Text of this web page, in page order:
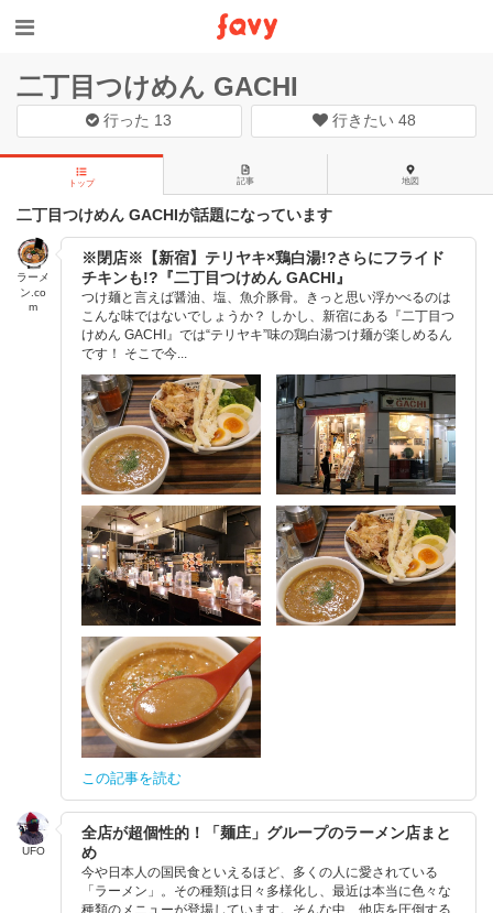
二丁目つけめん GACHI
行った 13 行きたい 48
トップ 記事 地図
二丁目つけめん GACHIが話題になっています
ラーメ
ン.co
m
※閉店※【新宿】テリヤキ×鶏白湯!?さらにフライド
チキンも!?『二丁目つけめん GACHI』
つけ麺と言えば醤油、塩、魚介豚骨。きっと思い浮かべるのは
こんな味ではないでしょうか？ しかし、新宿にある『二丁目つ
けめん GACHI』では“テリヤキ”味の鶏白湯つけ麺が楽しめるん
です！ そこで今...
この記事を読む
UFO
全店が超個性的！「麺庄」グループのラーメン店まと
め
今や日本人の国民食といえるほど、多くの人に愛されている
「ラーメン」。その種類は日々多様化し、最近は本当に色々な
種類のメニューが登場しています。そんな中、他店を圧倒する